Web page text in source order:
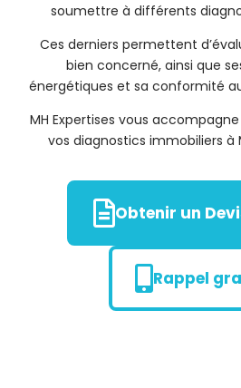
soumettre à différents
Ces derniers permettent
bien concerné, ainsi que
énergétiques et sa conformité
MH Expertises vous
vos diagnostics immobiliers à
Obtenir un
Rappel